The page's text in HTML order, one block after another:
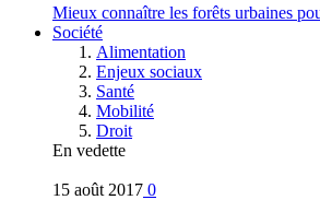
Mieux connaître les forêts urbaines
Société
Alimentation
Enjeux sociaux
Santé
Mobilité
Droit
En vedette
15 août 2017 0